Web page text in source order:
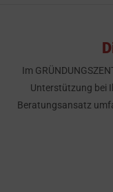
Im
Unterstützung bei
Beratungsansatz